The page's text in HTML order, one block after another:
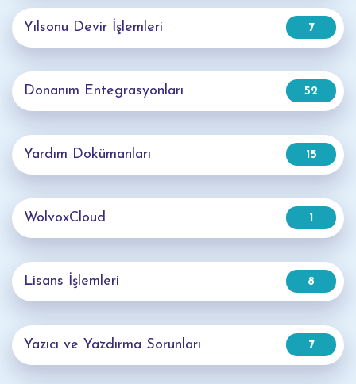
7
Yılsonu Devir İşlemleri
52
Donanım Entegrasyonları
15
Yardım Dokümanları
1
WolvoxCloud
8
Lisans İşlemleri
7
Yazıcı ve Yazdırma Sorunları